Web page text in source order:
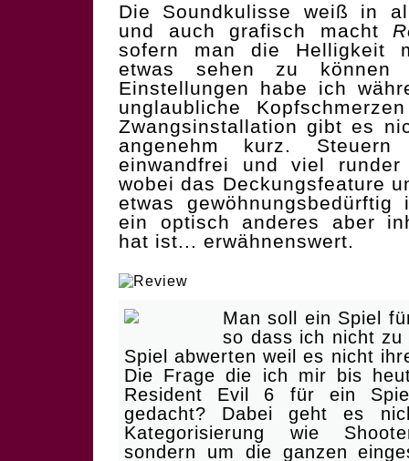
Die Soundkulisse weiß in
und auch grafisch macht
sofern man die Helligkeit
etwas sehen zu können
Einstellungen habe ich
unglaubliche
Zwangsinstallation gibt es
angenehm kurz.
einwandfrei und viel
wobei das Deckungsfeature
etwas
ein optisch anderes aber
hat ist... erwähnenswert.
Man soll ein Spiel
so dass ich nicht
Spiel abwerten weil es nicht
Die Frage die ich mir bis
Resident Evil 6 für ein
gedacht? Dabei geht es
Kategorisierung wie
sondern um die ganzen